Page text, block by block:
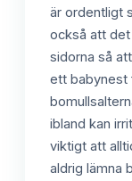
är ordentligt
också att
sidorna så
ett babynest
ibland kan
viktigt att
aldrig lämna